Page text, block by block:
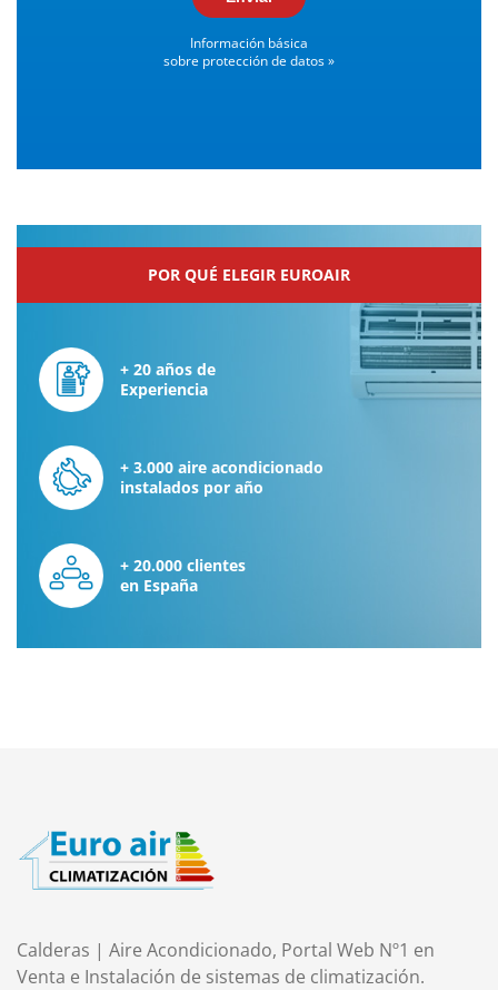
Información básica
sobre protección de datos »
POR QUÉ ELEGIR EUROAIR
+ 20 años de
Experiencia
+ 3.000 aire acondicionado
instalados por año
+ 20.000 clientes
en España
Calderas | Aire Acondicionado, Portal Web Nº1 en
Venta e Instalación de sistemas de climatización.